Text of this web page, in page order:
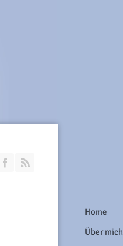
Join our Facebook Group
Home
Über mich